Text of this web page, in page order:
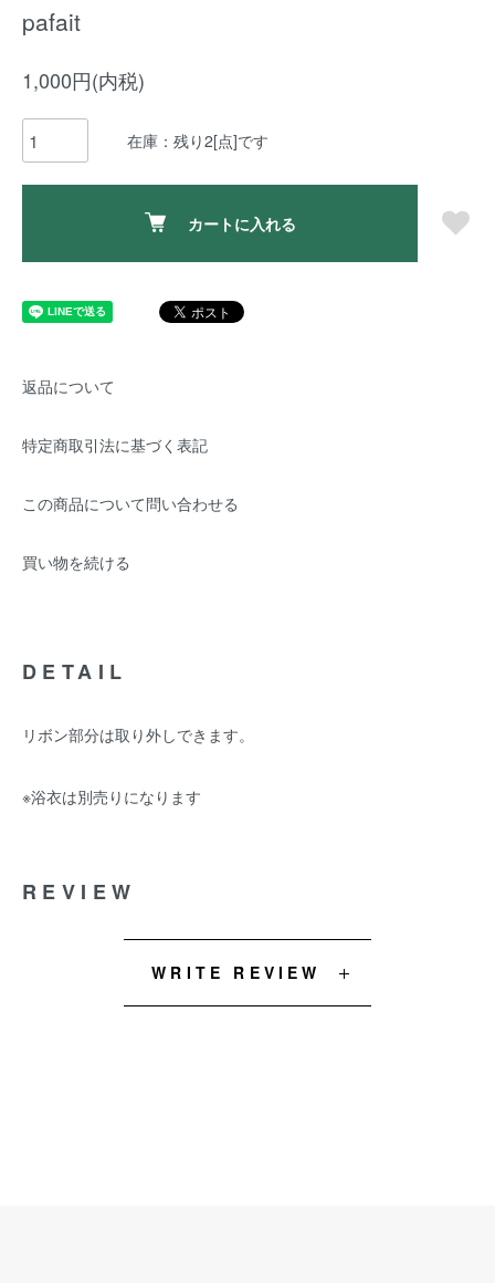
pafait
1,000円(内税)
在庫：残り2[点]です
カートに入れる
返品について
特定商取引法に基づく表記
この商品について問い合わせる
買い物を続ける
DETAIL
リボン部分は取り外しできます。
※浴衣は別売りになります
REVIEW
WRITE REVIEW